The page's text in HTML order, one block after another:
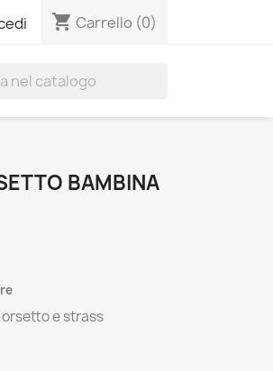
shopping_cart Carrello (0)
BAMBINA
e strass